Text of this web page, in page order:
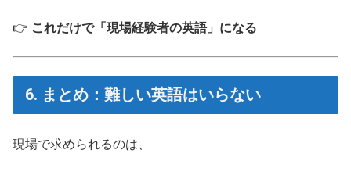
👉 これだけで「現場経験者の英語」になる
6. まとめ：難しい英語はいらない
現場で求められるのは、